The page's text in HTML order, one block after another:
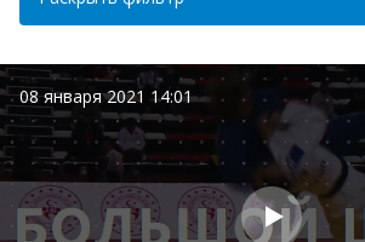
08 января 2021 14:01